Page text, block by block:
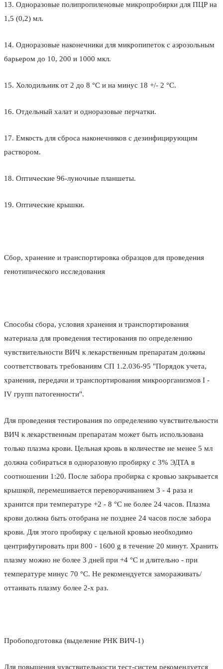
13. Одноразовые полипропиленовые микропробирки для ПЦР на
1,5 (0,2) мл.
14. Одноразовые наконечники для микропипеток с аэрозольным
барьером до 10, 200 и 1000 мкл.
15. Холодильник от 2 до 8 °С и на минус 18 +/- 2 °С.
16. Отдельный халат и одноразовые перчатки.
17. Емкость для сброса наконечников с дезинфицирующим
раствором.
18. Оптические 96-луночные планшеты.
19. Оптические крышки.
Сбор, хранение и транспортировка образцов для проведения
генотипического исследования
Способы сбора, условия хранения и транспортирования
материала для проведения тестирования по определению
чувствительности ВИЧ к лекарственным препаратам должны
соответствовать требованиям СП 1.2.036-95 "Порядок учета,
хранения, передачи и транспортирования микроорганизмов I -
IV групп патогенности".
Для проведения тестирования по определению чувствительности
ВИЧ к лекарственным препаратам может быть использована
только плазма крови. Цельная кровь в количестве не менее 5 мл
должна собираться в одноразовую пробирку с 3% ЭДТА в
соотношении 1:20. После забора пробирка с кровью закрывается
крышкой, перемешивается переворачиванием 3 - 4 раза и
хранится при температуре +2 - 8 °С не более 24 часов. Плазма
крови должна быть отобрана не позднее 24 часов после забора
крови. Для этого пробирку с цельной кровью необходимо
центрифугировать при 800 - 1600 g в течение 20 минут. Хранить
плазму можно не более 3 дней при +4 °С и длительно - при
температуре минус 70 °С. Не рекомендуется замораживать/
оттаивать плазму более 2-х раз.
Пробоподготовка (выделение РНК ВИЧ-1)
Для повышения чувствительности тест-систем рекомендуется